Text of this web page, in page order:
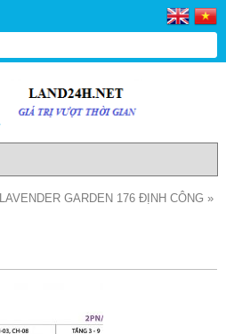
LAVENDER GARDEN 176 ĐỊNH CÔNG »